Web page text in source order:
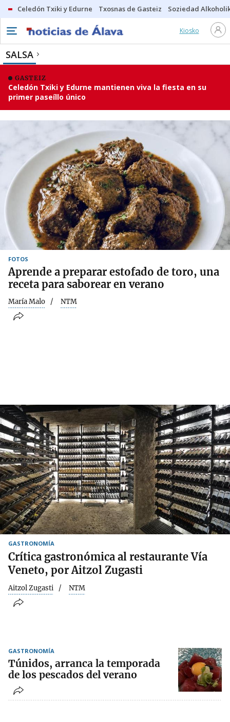
Celedón Txiki y Edurne Txosnas de Gasteiz Soziedad
Kiosko
SALSA
GASTEIZ
Celedón Txiki y Edurne mantienen viva la fiesta en su
primer paseíllo único
FOTOS
Aprende a preparar estofado de toro, una
receta para saborear en verano
María Malo NTM
GASTRONOMÍA
Crítica gastronómica al restaurante Vía
Veneto, por Aitzol Zugasti
Aitzol Zugasti NTM
GASTRONOMÍA
Túnidos, arranca la temporada
de los pescados del verano